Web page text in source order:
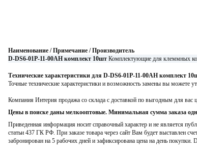
Наименование / Примечание / Производитель
D-DS6-01P-11-00AH комплект 10шт Комплектующие для клеммных
Технические характеристики для D-DS6-01P-11-00AH комплект
Точные технические характеристики и возможность замены вы можете
Компания Интерия продажа со склада с доставкой по выгодным для вас
Цены в поиске даны мелкооптовые. Минимальная сумма заказа
Приведенная информация носит справочный характер и не является
статьи 437 ГК РФ. При заказе товара через сайт Вам будет выставлен
забронирован на 5 рабочих дней и зафиксирована цена на день покупки.